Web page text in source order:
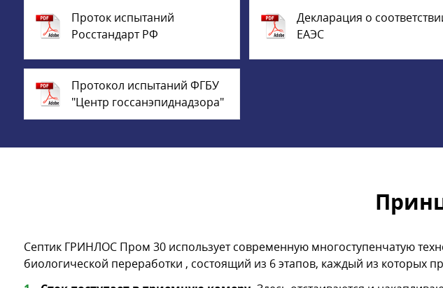
Проток испытаний
Росстандарт РФ
Декларация о
ЕАЭС
Протокол испытаний ФГБУ
"Центр госсанэпиднадзора"
Септик ГРИНЛОС Пром 30 использует современную многоступенчатую
биологической переработки , состоящий из 6 этапов, каждый из которых